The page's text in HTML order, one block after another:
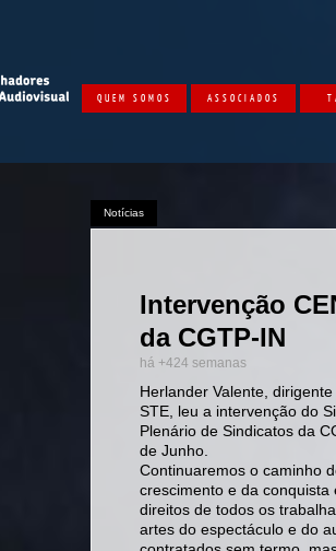
QUEM SOMOS ASSOCIADOS
Notícias
Intervenção
da CGTP-IN
há +424 semanas
Herlander Valente, dirigente
STE, leu a intervenção do
Plenário de Sindicatos da
de Junho.
Continuaremos o caminho
crescimento e da conquista
direitos de todos os
artes do espectáculo e do